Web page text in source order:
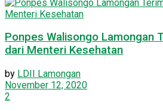
Ponpes Walisongo Lamongan
dari Menteri Kesehatan
by LDII Lamongan
November 12, 2020
2